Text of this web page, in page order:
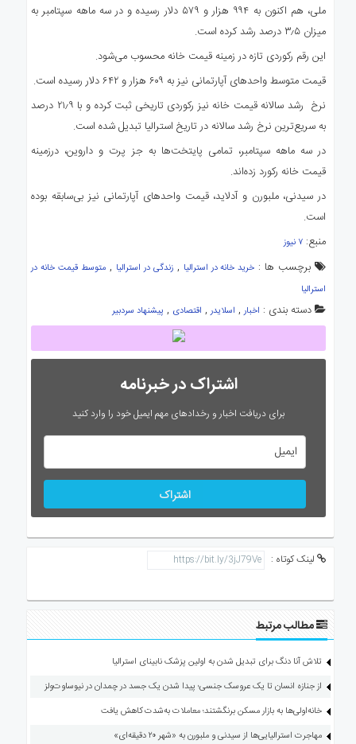
ملی، هم اکنون به ۹۹۴ هزار و ۵۷۹ دلار رسیده و در سه ماهه سپتامبر به
میزان ۳٫۵ درصد رشد کرده است.
این رقم رکوردی تازه در زمینه قیمت خانه محسوب می‌شود.
قیمت متوسط واحدهای آپارتمانی نیز به ۶۰۹ هزار و ۶۴۲ دلار رسیده است.
نرخ رشد سالانه قیمت خانه نیز رکوردی تاریخی ثبت کرده و با ۲۱٫۹ درصد
به سریع‌ترین نرخ رشد سالانه در تاریخ استرالیا تبدیل شده است.
در سه ماهه سپتامبر، تمامی پایتخت‌ها به جز پرت و داروین، درزمینه
قیمت خانه رکورد زده‌اند.
در سیدنی، ملبورن و آدلاید، قیمت واحد‌های آپارتمانی نیز بی‌سابقه بوده
است.
منبع: ۷ نیوز
برچسب ها : خرید خانه در استرالیا ,زندگی در استرالیا , متوسط قیمت خانه در
استرالیا
دسته بندی : اخبار, اسلایدر, اقتصادی , پیشنهاد سردبیر
اشتراک در خبرنامه
برای دریافت اخبار و رخدادهای مهم ایمیل خود را وارد کنید
اشتراک
لینک کوتاه :
مطالب مرتبط
تلاش آنا دنگ برای تبدیل شدن به اولین پزشک نابینای استرالیا
از جنازه انسان تا یک عروسک جنسی؛ پیدا شدن یک جسد در چمدان در نیوساوت‌ولز
خانه‌اولی‌ها به بازار مسکن برنگشتند؛ معاملات به‌شدت کاهش یافت
مهاجرت استرالیایی‌ها از سیدنی و ملبورن به «شهر ۲۰ دقیقه‌ای»